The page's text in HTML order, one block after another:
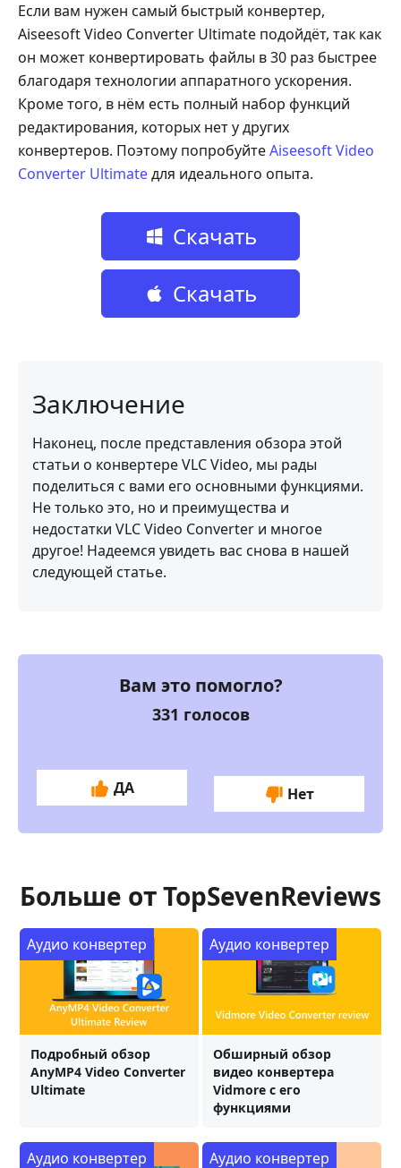
Если вам нужен самый быстрый конвертер,
Aiseesoft Video Converter Ultimate подойдёт, так как
он может конвертировать файлы в 30 раз быстрее
благодаря технологии аппаратного ускорения.
Кроме того, в нём есть полный набор функций
редактирования, которых нет у других
конвертеров. Поэтому попробуйтеAiseesoft Video
Converter Ultimateдля идеального опыта.
Скачать
бесплатно
Скачать
Заключение
Наконец, после представления обзора этой
статьи о конвертере VLC Video, мы рады
поделиться с вами его основными функциями.
Не только это, но и преимущества и
недостатки VLC Video Converter и многое
другое! Надеемся увидеть вас снова в нашей
следующей статье.
Вам это помогло?
331 голосов
ДА Нет
Больше от TopSevenReviews
Подробный обзор
AnyMP4 Video Converter
Ultimate
Аудио конвертер
Обширный обзор
видео конвертера
Vidmore с его
функциями
Аудио конвертер
Аудио конвертер Аудио конвертер